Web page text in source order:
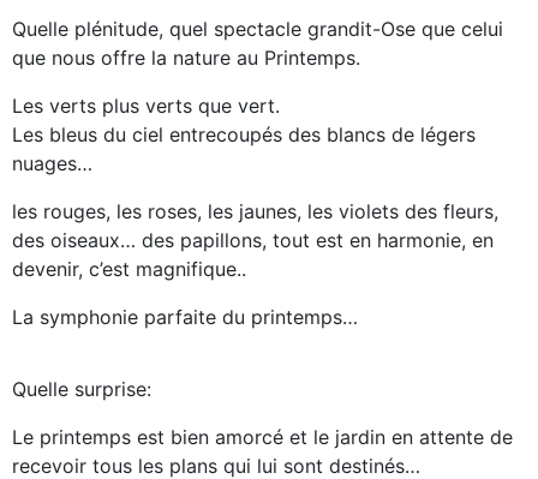
Quelle plénitude, quel spectacle grandit-Ose que celui
que nous offre la nature au Printemps.
Les verts plus verts que vert.
Les bleus du ciel entrecoupés des blancs de légers
nuages…
les rouges, les roses, les jaunes, les violets des fleurs,
des oiseaux… des papillons, tout est en harmonie, en
devenir, c’est magnifique..
La symphonie parfaite du printemps…
Quelle surprise:
Le printemps est bien amorcé et le jardin en attente de
recevoir tous les plans qui lui sont destinés…